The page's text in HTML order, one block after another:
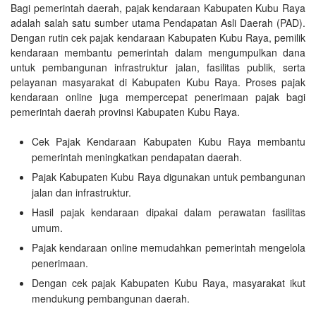
Bagi pemerintah daerah, pajak kendaraan Kabupaten Kubu Raya
adalah salah satu sumber utama Pendapatan Asli Daerah (PAD).
Dengan rutin cek pajak kendaraan Kabupaten Kubu Raya, pemilik
kendaraan membantu pemerintah dalam mengumpulkan dana
untuk pembangunan infrastruktur jalan, fasilitas publik, serta
pelayanan masyarakat di Kabupaten Kubu Raya. Proses pajak
kendaraan online juga mempercepat penerimaan pajak bagi
pemerintah daerah provinsi Kabupaten Kubu Raya.
Cek Pajak Kendaraan Kabupaten Kubu Raya membantu
pemerintah meningkatkan pendapatan daerah.
Pajak Kabupaten Kubu Raya digunakan untuk pembangunan
jalan dan infrastruktur.
Hasil pajak kendaraan dipakai dalam perawatan fasilitas
umum.
Pajak kendaraan online memudahkan pemerintah mengelola
penerimaan.
Dengan cek pajak Kabupaten Kubu Raya, masyarakat ikut
mendukung pembangunan daerah.